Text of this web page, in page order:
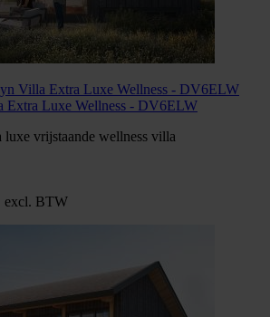
Villa Extra Luxe Wellness - DV6ELW
Extra Luxe Wellness - DV6ELW
luxe vrijstaande wellness villa
excl. BTW